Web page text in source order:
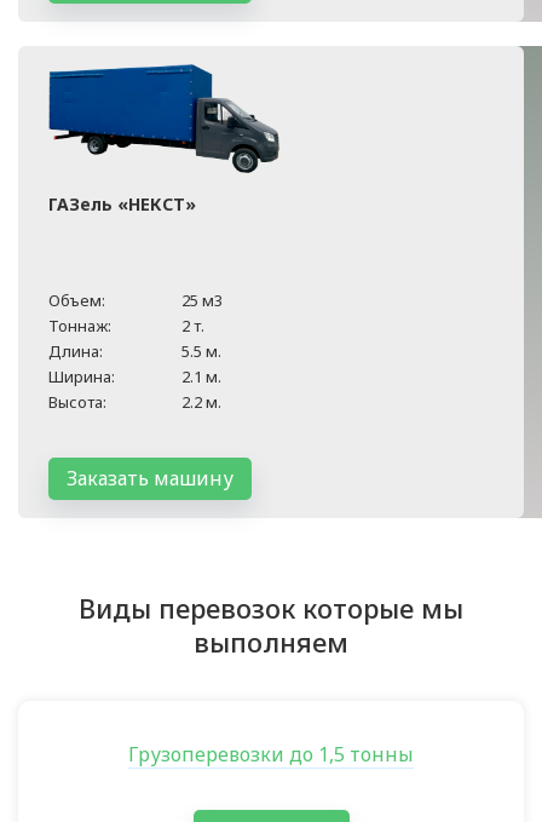
ГАЗель «НЕКСТ»
Объем:
25 м3
Тоннаж:
2 т.
Длина:
5.5 м.
Ширина:
2.1 м.
Высота:
2.2 м.
Заказать машину
Виды перевозок которые мы
выполняем
Грузоперевозки до 1,5 тонны